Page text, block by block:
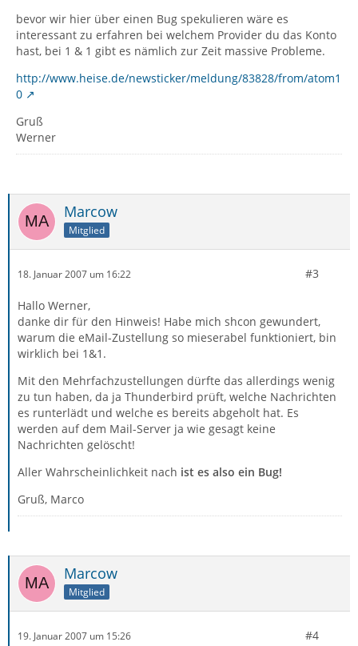
bevor wir hier über einen Bug spekulieren wäre es
interessant zu erfahren bei welchem Provider du das Konto
hast, bei 1 & 1 gibt es nämlich zur Zeit massive Probleme.
http://www.heise.de/newsticker/meldung/83828/from/atom1
0
Gruß
Werner
Marcow
Mitglied
18. Januar 2007 um 16:22 #3
Hallo Werner,
danke dir für den Hinweis! Habe mich shcon gewundert,
warum die eMail-Zustellung so mieserabel funktioniert, bin
wirklich bei 1&1.
Mit den Mehrfachzustellungen dürfte das allerdings wenig
zu tun haben, da ja Thunderbird prüft, welche Nachrichten
es runterlädt und welche es bereits abgeholt hat. Es
werden auf dem Mail-Server ja wie gesagt keine
Nachrichten gelöscht!
Aller Wahrscheinlichkeit nach ist es also ein Bug!
Gruß, Marco
Marcow
Mitglied
19. Januar 2007 um 15:26 #4